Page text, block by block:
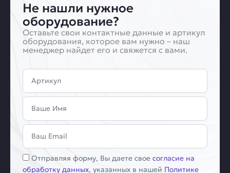
Не нашли нужное
оборудование?
Оставьте свои контактные данные и артикул
оборудования, которое вам нужно – наш
менеджер найдет его и свяжется с вами.
Артикул
Имя
Email
Соглашение
Отправляя форму, Вы даете свое согласие на
обработку данных, указанных в нашей Политике